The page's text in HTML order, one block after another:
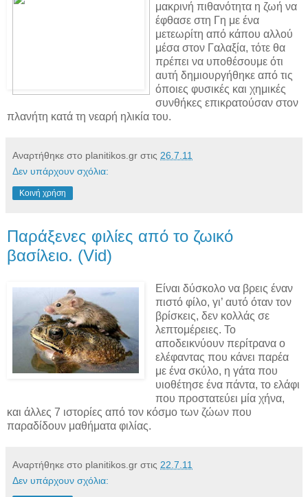
μακρινή πιθανότητα η ζωή να
έφθασε στη Γη με ένα
μετεωρίτη από κάπου αλλού
μέσα στον Γαλαξία, τότε θα
πρέπει να υποθέσουμε ότι
αυτή δημιουργήθηκε από τις
όποιες φυσικές και χημικές
συνθήκες επικρατούσαν στον
πλανήτη κατά τη νεαρή ηλικία του.
Αναρτήθηκε στο planitikos.gr στις 26.7.11
Δεν υπάρχουν σχόλια:
Κοινή χρήση
Παράξενες φιλίες από το ζωικό
βασίλειο. (Vid)
Είναι δύσκολο να βρεις έναν
πιστό φίλο, γι’ αυτό όταν τον
βρίσκεις, δεν κολλάς σε
λεπτομέρειες. Το
αποδεικνύουν περίτρανα ο
ελέφαντας που κάνει παρέα
με ένα σκύλο, η γάτα που
υιοθέτησε ένα πάντα, το ελάφι
που προστατεύει μία χήνα,
και άλλες 7 ιστορίες από τον κόσμο των ζώων που
παραδίδουν μαθήματα φιλίας.
Αναρτήθηκε στο planitikos.gr στις 22.7.11
Δεν υπάρχουν σχόλια: